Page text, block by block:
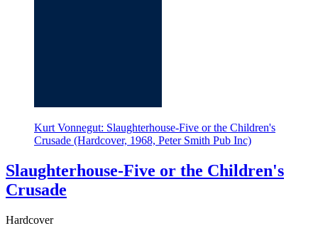
Kurt Vonnegut: Slaughterhouse-Five or the Children's
Crusade (Hardcover, 1968, Peter Smith Pub Inc)
Slaughterhouse-Five or the Children's
Crusade
Hardcover